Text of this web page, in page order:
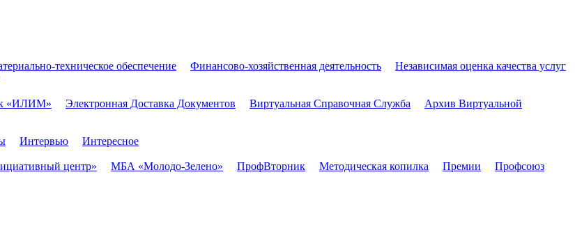
техническое обеспечение Финансово-хозяйственная деятельность
Независимая оценка качества услуг
«ИЛИМ» Электронная Доставка Документов Виртуальная Справочная Служба
Архив Виртуальной
Интервью
Интересное
центр» МБА «Молодо-Зелено» ПрофВторник Методическая копилка Премии
Профсоюз